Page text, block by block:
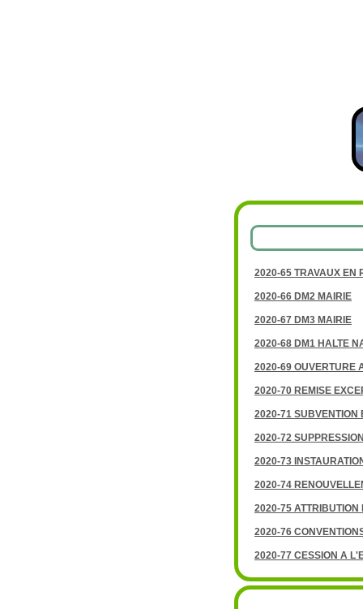
2020-65 TRAVAUX EN
2020-66 DM2 MAIRIE
2020-67 DM3 MAIRIE
2020-68 DM1 HALTE
2020-69 OUVERTURE
2020-70 REMISE
2020-71 SUBVENTION
2020-72
2020-73
2020-74
2020-75 ATTRIBUTION
2020-76
2020-77 CESSION A